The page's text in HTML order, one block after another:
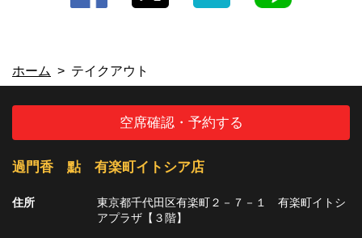
ホーム テイクアウト
空席確認・予約する
過門香 點 有楽町イトシア店
住所
東京都千代田区有楽町２－７－１ 有楽町イトシ
アプラザ【３階】